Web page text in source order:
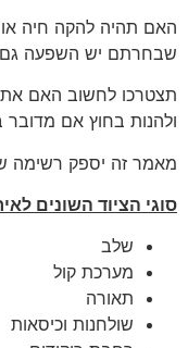
האם תהיה להקה חיה או
שבחרתם יש השפעה גם
תצטרכו לחשוב האם
ולהנות בחוץ אם
מאמר זה יספק רשימה
סוגי הציוד השונים
שלב
מערכת קול
תאורה
שולחנות וכיסאות